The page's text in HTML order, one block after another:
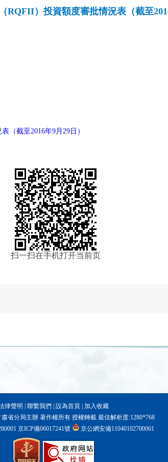
RQFII）投資額度審批情況表（截至
（截至2016年9月29日）
扫一扫在手机打开当前页
律聲明 聯繫我們 設為首頁 加入收藏
省分局主辦 著作權所有 授權轉載 最佳解析度:1280*768
京ICP備06017241號 京公網安備11040102700061